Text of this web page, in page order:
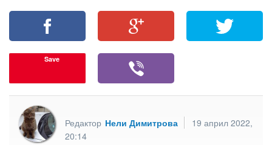
Save
Редактор Нели Димитрова
19 април 2022,
20:14